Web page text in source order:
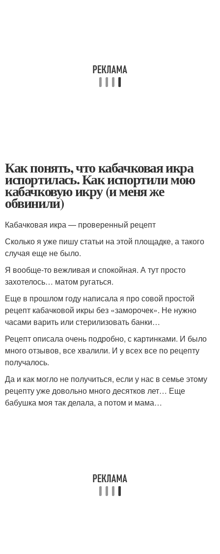
Как понять, что кабачковая икра
испортилась. Как испортили мою
кабачковую икру (и меня же
обвинили)
Кабачковая икра — проверенный рецепт
Сколько я уже пишу статьи на этой площадке, а такого
случая еще не было.
Я вообще-то вежливая и спокойная. А тут просто
захотелось… матом ругаться.
Еще в прошлом году написала я про совой простой
рецепт кабачковой икры без «заморочек». Не нужно
часами варить или стерилизовать банки…
Рецепт описала очень подробно, с картинками. И было
много отзывов, все хвалили. И у всех все по рецепту
получалось.
Да и как могло не получиться, если у нас в семье этому
рецепту уже довольно много десятков лет… Еще
бабушка моя так делала, а потом и мама…